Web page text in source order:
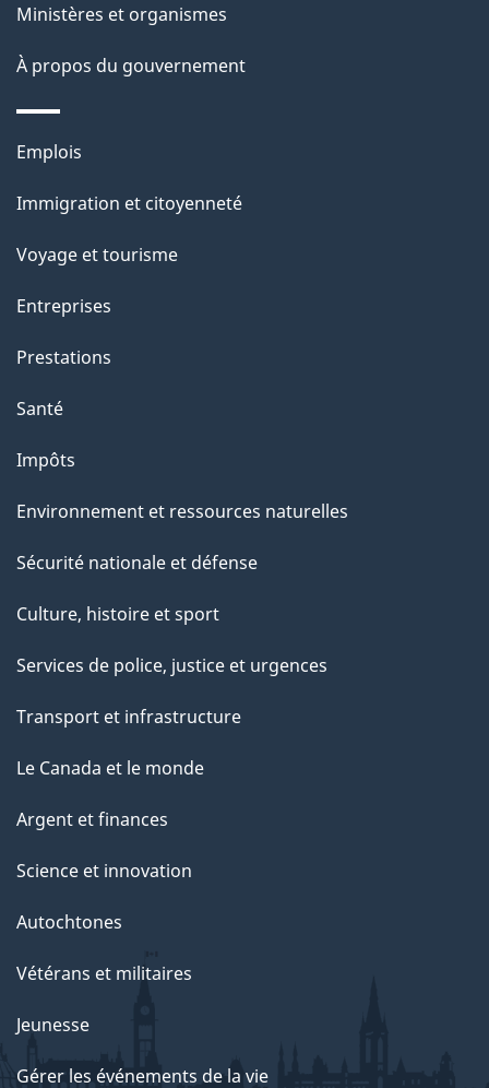
p
a
Ministères et organismes
À propos du gouvernement
Thèmes
sujets
Emplois
Immigration et citoyenneté
Voyage et tourisme
Entreprises
Prestations
Santé
Impôts
Environnement et ressources naturelles
Sécurité nationale et défense
Culture, histoire et sport
Services de police, justice et urgences
Transport et infrastructure
Le Canada et le monde
Argent et finances
Science et innovation
Autochtones
Vétérans et militaires
Jeunesse
Gérer les événements de la vie